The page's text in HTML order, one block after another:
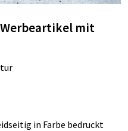
mit
in Farbe bedruckt